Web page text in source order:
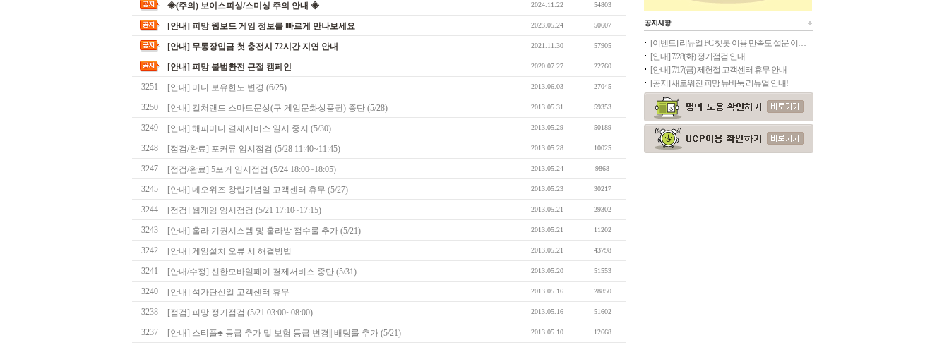
◈(주의) 보이스피싱/스미싱 주의 안내 ◈ 2024.11.22 54803
[안내] 피망 웹보드 게임 정보를 빠르게 만나보세요 2023.05.24 50607
[안내] 무통장입금 첫 충전시 72시간 지연 안내 2021.11.30 57905
[안내] 피망 불법환전 근절 캠페인 2020.07.27 22760
3251 [안내] 머니 보유한도 변경 (6/25) 2013.06.03 27045
3250 [안내] 컬쳐랜드 스마트문상(구 게임문화상품권) 중단 (5/28) 2013.05.31 59353
3249 [안내] 해피머니 결제서비스 일시 중지 (5/30) 2013.05.29 50189
3248 [점검/완료] 포커류 임시점검 (5/28 11:40~11:45) 2013.05.28 10025
3247 [점검/완료] 5포커 임시점검 (5/24 18:00~18:05) 2013.05.24 9868
3245 [안내] 네오위즈 창립기념일 고객센터 휴무 (5/27) 2013.05.23 30217
3244 [점검] 웹게임 임시점검 (5/21 17:10~17:15) 2013.05.21 29302
3243 [안내] 훌라 기권시스템 및 훌라방 점수룰 추가 (5/21) 2013.05.21 11202
3242 [안내] 게임설치 오류 시 해결방법 2013.05.21 43798
3241 [안내/수정] 신한모바일페이 결제서비스 중단 (5/31) 2013.05.20 51553
3240 [안내] 석가탄신일 고객센터 휴무 2013.05.16 28850
3238 [점검] 피망 정기점검 (5/21 03:00~08:00) 2013.05.16 51602
3237 [안내] 스티플♣ 등급 추가 및 보험 등급 변경|| 배팅룰 추가 (5/21) 2013.05.10 12668
[이벤트] 리뉴얼 PC 챗봇 이용 만족도 설문 이벤트(종료)
[안내] 7/28(화) 정기점검 안내
[안내] 7/17(금) 제헌절 고객센터 휴무 안내
[공지] 새로워진 피망 뉴바둑 리뉴얼 안내!